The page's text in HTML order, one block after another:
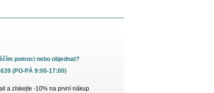
pomoci nebo objednat?
(PO-PÁ 9:00-17:00)
a získejte -10% na první nákup